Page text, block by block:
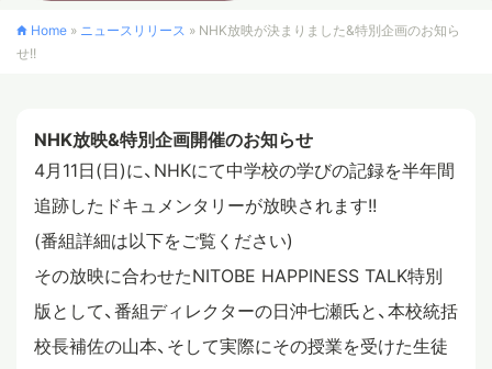
クロスカリキュラム
スタディツアー
ニュース
Home » ニュースリリース » NHK放映が決まりました&特別企画のお知ら
せ!!
NHK放映&特別企画開催のお知らせ
4月11日(日)に、NHKにて中学校の学びの記録を半年間
追跡したドキュメンタリーが放映されます!!
(番組詳細は以下をご覧ください)
その放映に合わせたNITOBE HAPPINESS TALK特別
版として、番組ディレクターの日沖七瀬氏と、本校統括
校長補佐の山本、そして実際にその授業を受けた生徒